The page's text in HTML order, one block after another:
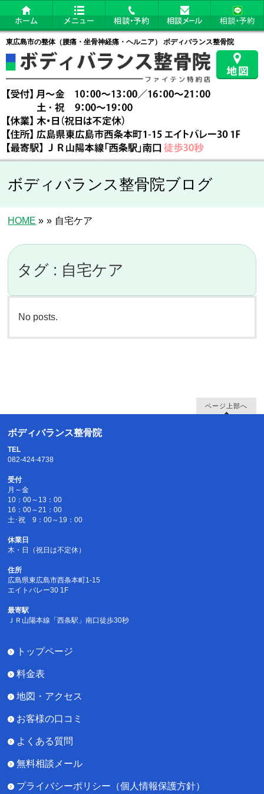
東広島市の整体（腰痛・坐骨神経痛・ヘルニア） ボディバランス整骨院
ボディバランス整骨院ブログ
HOME » » 自宅ケア
タグ : 自宅ケア
No posts.
ページ上部へ
ボディバランス整骨院
TEL
082-424-4738
受付
月～金
10：00～13：00
16：00～21：00
土･祝 9：00～19：00
休業日
木・日（祝日は不定休）
住所
広島県東広島市西条本町1-15
エイトバレー30 1F
最寄駅
ＪＲ山陽本線「西条駅」南口徒歩30秒
トップページ
料金表
地図・アクセス
お客様の口コミ
よくある質問
無料相談メール
プライバシーポリシー（個人情報保護方針）